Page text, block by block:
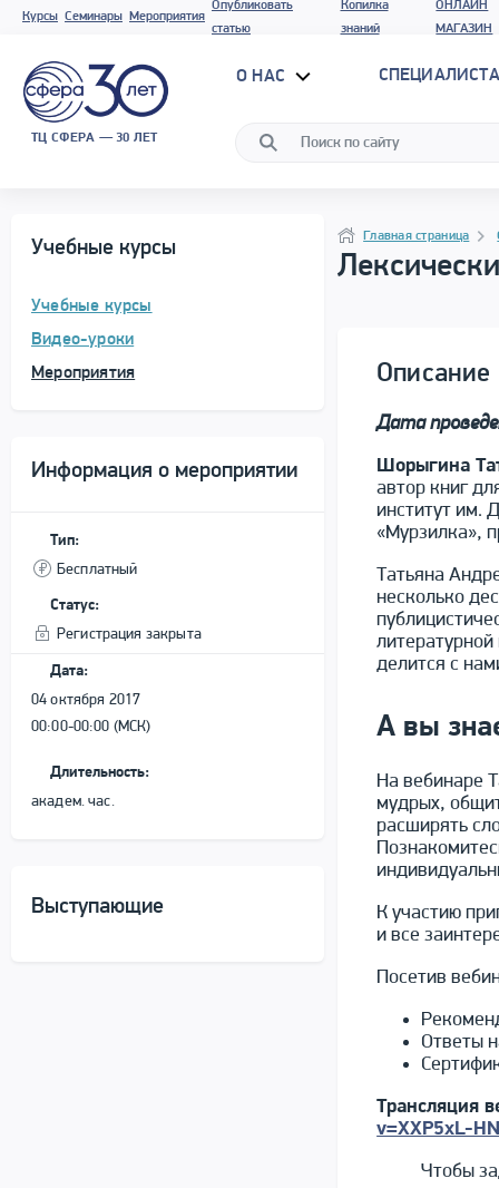
Курсы Семинары Мероприятия
Опубликовать
статью
Копилка
знаний
ОНЛАЙН
МАГАЗИН
ТЦ СФЕРА — 30 ЛЕТ
О НАС
Учебные курсы
Учебные курсы
Видео-уроки
Мероприятия
Информация о мероприятии
Тип:
Бесплатный
Статус:
Регистрация закрыта
Дата:
04 октября 2017
00:00-00:00 (МСК)
Длительность:
академ. час.
Выступающие
НавигацияГлавная страница
Описание
Дата
Шорыгина
автор книг
институт им.
«Мурзилка»,
Татьяна
несколько
делится с
А вы
На вебинаре
мудрых,
расширять
К участию
и все
Посетив
Ответы
Трансляция
v=XXP5xL-
Чтобы